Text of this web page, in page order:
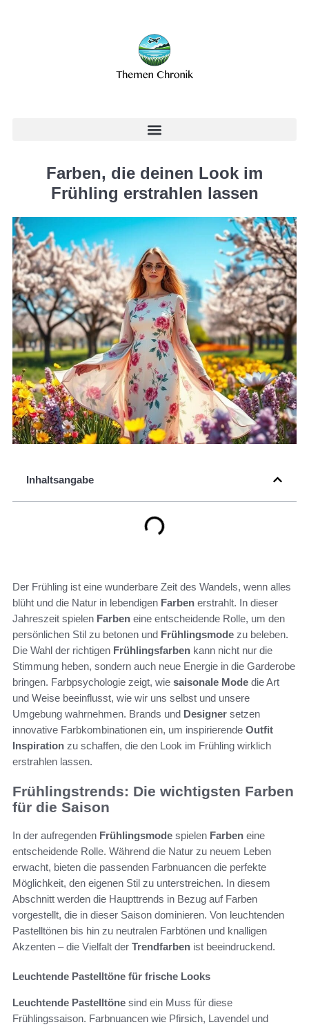
Farben, die deinen Look im
Frühling erstrahlen lassen
Inhaltsangabe
Der Frühling ist eine wunderbare Zeit des Wandels, wenn alles
blüht und die Natur in lebendigen Farben erstrahlt. In dieser
Jahreszeit spielen Farben eine entscheidende Rolle, um den
persönlichen Stil zu betonen und Frühlingsmode zu beleben.
Die Wahl der richtigen Frühlingsfarben kann nicht nur die
Stimmung heben, sondern auch neue Energie in die Garderobe
bringen. Farbpsychologie zeigt, wie saisonale Mode die Art
und Weise beeinflusst, wie wir uns selbst und unsere
Umgebung wahrnehmen. Brands und Designer setzen
innovative Farbkombinationen ein, um inspirierende Outfit
Inspiration zu schaffen, die den Look im Frühling wirklich
erstrahlen lassen.
Frühlingstrends: Die wichtigsten Farben
für die Saison
In der aufregenden Frühlingsmode spielen Farben eine
entscheidende Rolle. Während die Natur zu neuem Leben
erwacht, bieten die passenden Farbnuancen die perfekte
Möglichkeit, den eigenen Stil zu unterstreichen. In diesem
Abschnitt werden die Haupttrends in Bezug auf Farben
vorgestellt, die in dieser Saison dominieren. Von leuchtenden
Pastelltönen bis hin zu neutralen Farbtönen und knalligen
Akzenten – die Vielfalt der Trendfarben ist beeindruckend.
Leuchtende Pastelltöne für frische Looks
Leuchtende Pastelltöne sind ein Muss für diese
Frühlingssaison. Farbnuancen wie Pfirsich, Lavendel und